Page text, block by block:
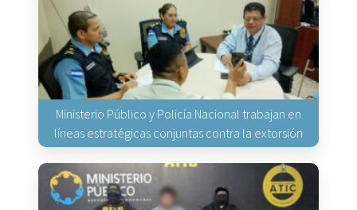
Ministerio Público y Policía Nacional trabajan en
líneas estratégicas conjuntas contra la extorsión